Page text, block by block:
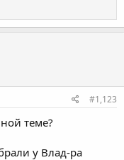
#1,123
теме?
у Влад-ра